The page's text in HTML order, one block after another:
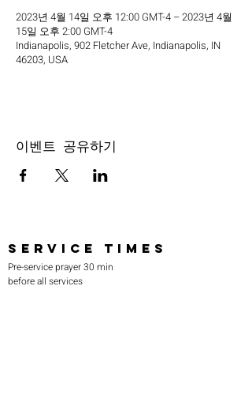
2023년 4월 14일 오후 12:00 GMT-4 – 2023년 4월
15일 오후 2:00 GMT-4
Indianapolis, 902 Fletcher Ave, Indianapolis, IN
46203, USA
이벤트 공유하기
SERVICE TIMES
Pre-service prayer 30 min
before all services